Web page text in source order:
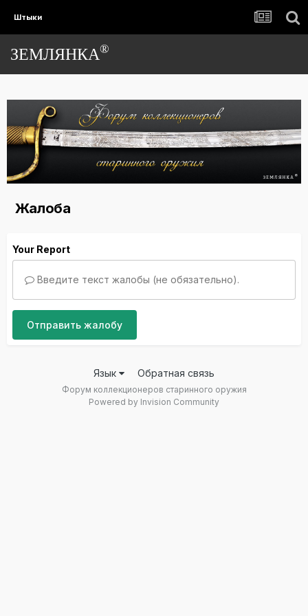
Штыки
ЗЕМЛЯНКА®
Жалоба
Your Report
Введите текст жалобы (не обязательно).
Отправить жалобу
Язык Обратная связь
Форум коллекционеров старинного оружия
Powered by Invision Community